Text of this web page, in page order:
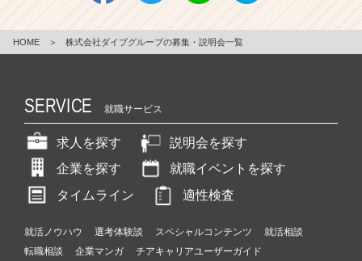
HOME ＞ 株式会社ダイブグループの募集・説明会一覧
SERVICE 就職サービス
求人を探す
説明会を探す
企業を探す
就職イベントを探す
タイムライン
適性検査
就活ノウハウ 選考体験談 スペシャルコンテンツ
就活相談
転職相談
企業マンガ チアキャリアユーザーガイド